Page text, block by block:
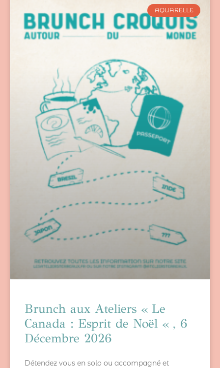
AQUARELLE
Brunch aux Ateliers « Le
Canada : Esprit de Noël « , 6
Décembre 2026
Détendez vous en solo ou accompagné et